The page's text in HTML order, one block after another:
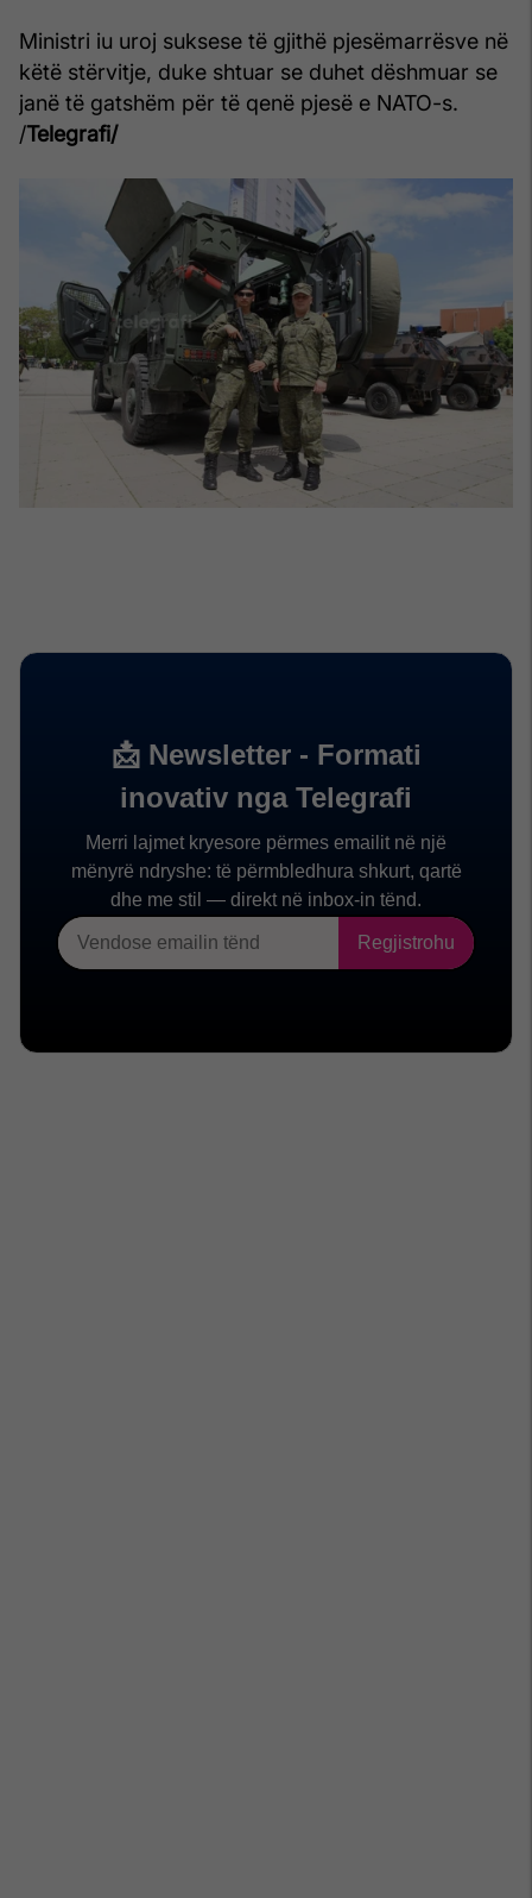
Ministri iu uroj suksese të gjithë pjesëmarrësve në
këtë stërvitje, duke shtuar se duhet dëshmuar se
janë të gatshëm për të qenë pjesë e NATO-s.
/Telegrafi/